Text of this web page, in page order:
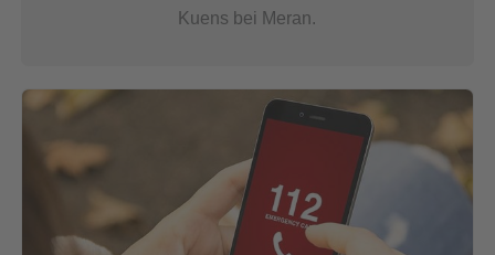
Kuens bei Meran.